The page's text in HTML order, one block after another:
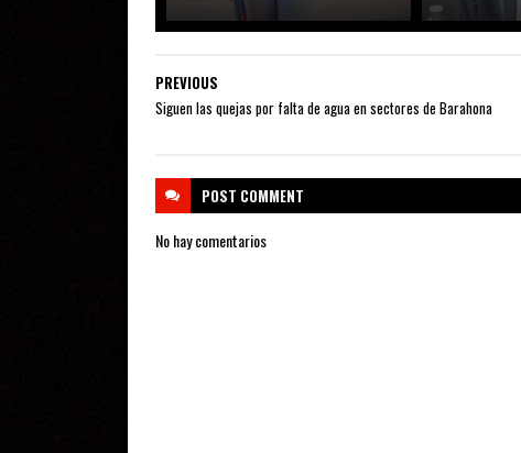
PREVIOUS
Siguen las quejas por falta de agua en sectores de Barahona
POST COMMENT
No hay comentarios